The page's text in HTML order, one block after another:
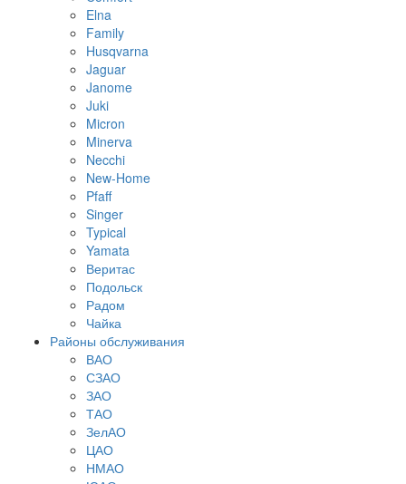
Elna
Family
Husqvarna
Jaguar
Janome
Juki
Micron
Minerva
Necchi
New-Home
Pfaff
Singer
Typical
Yamata
Веритас
Подольск
Радом
Чайка
Районы обслуживания
ВАО
СЗАО
ЗАО
ТАО
ЗелАО
ЦАО
НМАО